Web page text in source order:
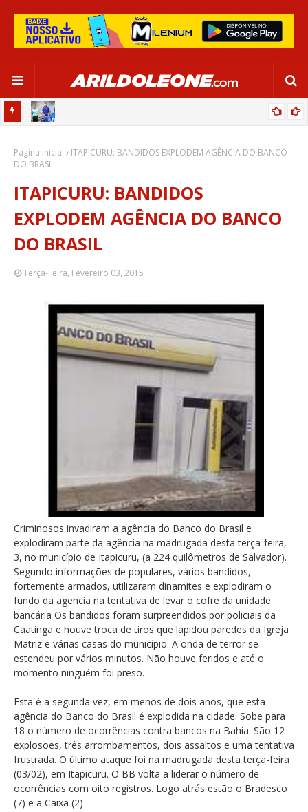
SALVADOR
Página inicial
ITAPICURU: BANDIDOS EXPLODEM AGÊNCIA DO BANCO
DO BRASIL
ITAPICURU: BANDIDOS
EXPLODEM AGÊNCIA DO BANCO
DO BRASIL
Terça-Feira, Fevereiro 03, 2015
Criminosos invadiram a agência do Banco do Brasil e
explodiram parte da agência na madrugada desta terça-feira,
3, no município de Itapicuru, (a 224 quilômetros de Salvador).
Segundo informações de populares, vários bandidos,
fortemente armados, utilizaram dinamites e explodiram o
fundo da agencia na tentativa de levar o cofre da unidade
bancária Os bandidos foram surpreendidos por policiais da
Caatinga e houve troca de tiros que lapidou paredes da Igreja
Matriz e várias casas do município. A onda de terror se
estendeu por vários minutos. Não houve feridos e até o
momento ninguém foi preso.
Esta é a segunda vez, em menos de dois anos, que esta
agência do Banco do Brasil é explodida na cidade. Sobe para
18 o número de ocorrências contra bancos na Bahia. São 12
explosões, três arrombamentos, dois assaltos e uma tentativa
frustrada. O último ataque foi na madrugada desta terça-feira
(03/02), em Itapicuru. O BB volta a liderar o número de
ocorrências com oito registros. Logo atrás estão o Bradesco
(7) e a Caixa (2)